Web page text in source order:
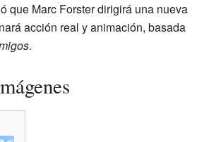
que Marc Forster dirigirá una nueva
acción real y animación, basada
.